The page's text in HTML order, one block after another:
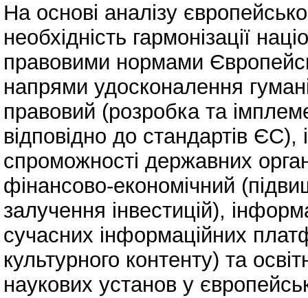
На основі аналізу
необхідність гармонізації
правовими нормами
напрями удосконалення
правовий (розробка та
відповідно до стандартів ЄС),
спроможності державних
фінансово-економічний
залучення інвестицій),
сучасних інформаційних
культурного контенту) та
наукових установ у